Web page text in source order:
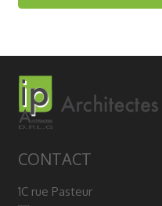
CONTACT
1C rue Pasteur